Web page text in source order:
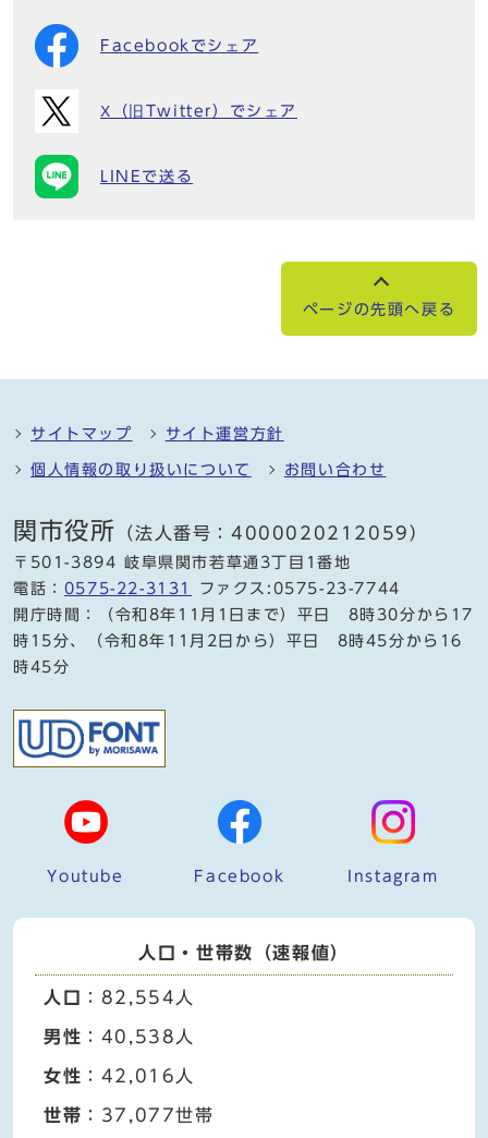
Facebookでシェア
X（旧Twitter）でシェア
LINEで送る
ページの先頭へ戻る
サイトマップ サイト運営方針
個人情報の取り扱いについて お問い合わせ
関市役所 （法人番号：4000020212059）
〒501-3894 岐阜県関市若草通3丁目1番地
電話： 0575-22-3131
ファクス:0575-23-7744
開庁時間：（令和8年11月1日まで）平日 8時30分から17
時15分、（令和8年11月2日から）平日 8時45分から16
時45分
Youtube Facebook Instagram
人口・世帯数（速報値）
人口 ：82,554人
男性 ：40,538人
女性 ：42,016人
世帯 ：37,077世帯